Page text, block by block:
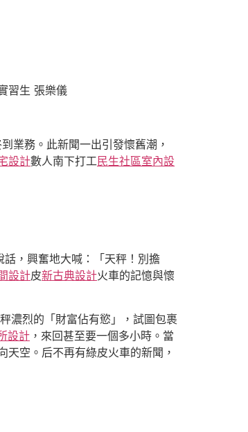
習生 張樂儀
業務。此新聞一出引發懷舊潮，
設計數人南下打工民生社區室內設
，興奮地大喊：「天秤！別擔
設計皮新古典設計火車的記憶與懷
濃烈的「財富佔有慾」，試圖包裹
設計 ，來回甚至要一個多小時。當
空。后不再有綠皮火車的新聞，